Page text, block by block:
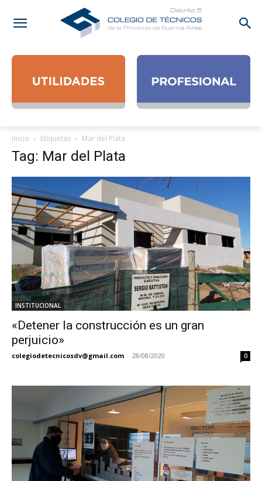
Inicio Etiquetas Mar del Plata
Tag: Mar del Plata
INSTITUCIONAL
«Detener la construcción es un gran
perjuicio»
colegiodetecnicosdv@gmail.com - 28/08/2020 0